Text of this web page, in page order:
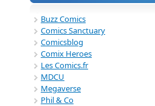
Buzz Comics
Comics Sanctuary
Comicsblog
Comix Heroes
Les Comics.fr
MDCU
Megaverse
Phil & Co